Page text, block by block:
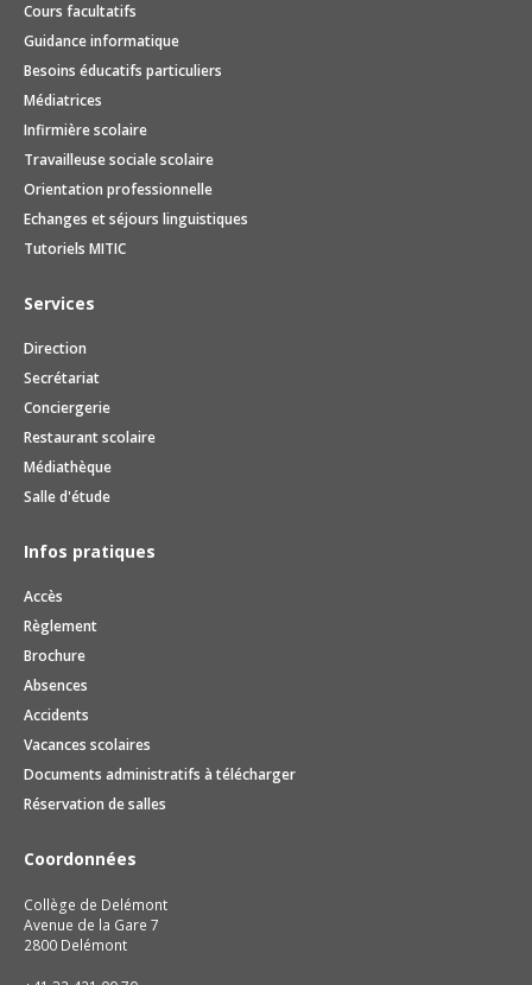
Cours facultatifs
Guidance informatique
Besoins éducatifs particuliers
Médiatrices
Infirmière scolaire
Travailleuse sociale scolaire
Orientation professionnelle
Echanges et séjours linguistiques
Tutoriels MITIC
Services
Direction
Secrétariat
Conciergerie
Restaurant scolaire
Médiathèque
Salle d'étude
Infos pratiques
Accès
Règlement
Brochure
Absences
Accidents
Vacances scolaires
Documents administratifs à télécharger
Réservation de salles
Coordonnées
Collège de Delémont
Avenue de la Gare 7
2800 Delémont